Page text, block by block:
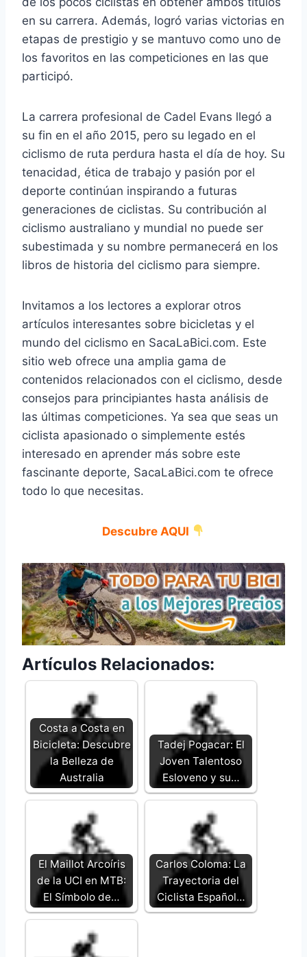
en su carrera. Además, logró varias victorias en
etapas de prestigio y se mantuvo como uno de
los favoritos en las competiciones en las que
participó.
La carrera profesional de Cadel Evans llegó a
su fin en el año 2015, pero su legado en el
ciclismo de ruta perdura hasta el día de hoy. Su
tenacidad, ética de trabajo y pasión por el
deporte continúan inspirando a futuras
generaciones de ciclistas. Su contribución al
ciclismo australiano y mundial no puede ser
subestimada y su nombre permanecerá en los
libros de historia del ciclismo para siempre.
Invitamos a los lectores a explorar otros
artículos interesantes sobre bicicletas y el
mundo del ciclismo en SacaLaBici.com. Este
sitio web ofrece una amplia gama de
contenidos relacionados con el ciclismo, desde
consejos para principiantes hasta análisis de
las últimas competiciones. Ya sea que seas un
ciclista apasionado o simplemente estés
interesado en aprender más sobre este
fascinante deporte, SacaLaBici.com te ofrece
todo lo que necesitas.
Descubre AQUI
Artículos Relacionados:
Costa a Costa en
Bicicleta: Descubre
la Belleza de
Australia
Tadej Pogacar: El
Joven Talentoso
Esloveno y su…
El Maillot Arcoíris
de la UCI en MTB:
El Símbolo de…
Carlos Coloma: La
Trayectoria del
Ciclista Español…